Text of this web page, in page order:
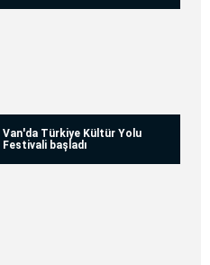
Van'da Türkiye Kültür Yolu
Festivali başladı